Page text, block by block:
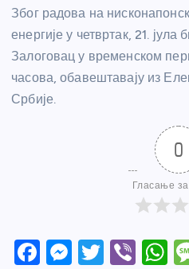
Због радова на
енергије у четвртак, 21.
Залоговац у временском
часова, обавештавају из
Србије.
0
Гласање
F
M T
Vi